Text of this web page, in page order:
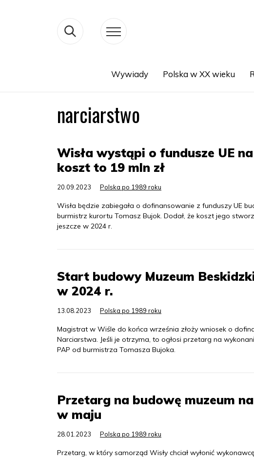
Wywiady Polska w XX wieku
narciarstwo
Wisła wystąpi o fundusze UE
koszt to 19 mln zł
20.09.2023 Polska po 1989 roku
Wisła będzie zabiegała o dofinansowanie z funduszy UE
burmistrz kurortu Tomasz Bujok. Dodał, że koszt jego
jeszcze w 2024 r.
Start budowy Muzeum
w 2024 r.
13.08.2023 Polska po 1989 roku
Magistrat w Wiśle do końca września złoży wniosek o
Narciarstwa. Jeśli je otrzyma, to ogłosi przetarg na
PAP od burmistrza Tomasza Bujoka.
Przetarg na budowę muzeum
w maju
28.01.2023 Polska po 1989 roku
Przetarg, w który samorząd Wisły chciał wyłonić